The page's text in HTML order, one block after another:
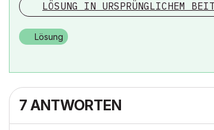
LÖSUNG IN URSPRÜNGLICHEM
Lösung
7 ANTWORTEN